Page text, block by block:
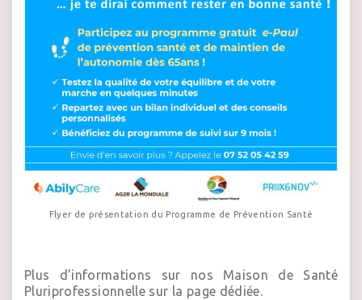
Flyer de présentation du Programme de Prévention Santé
Plus d’informations sur nos Maison de Santé
Pluriprofessionnelle sur la page dédiée.